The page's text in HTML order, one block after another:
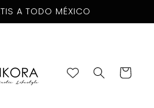
A TODO MÉXICO
Carrito